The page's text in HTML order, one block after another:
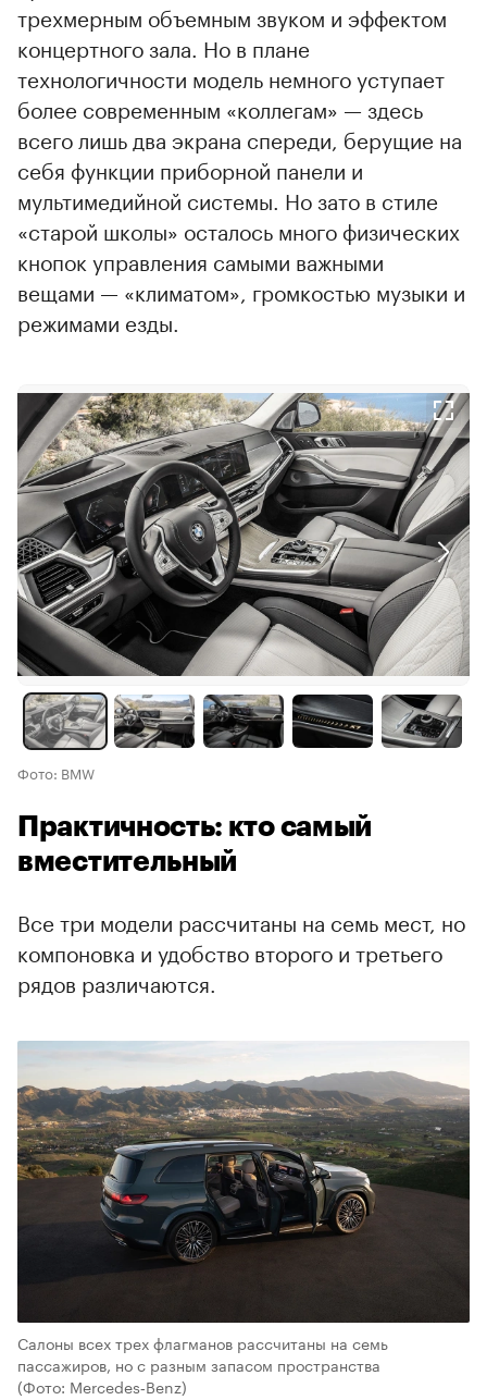
трехмерным объемным звуком и эффектом
концертного зала. Но в плане
технологичности модель немного уступает
более современным «коллегам» — здесь
всего лишь два экрана спереди, берущие на
себя функции приборной панели и
мультимедийной системы. Но зато в стиле
«старой школы» осталось много физических
кнопок управления самыми важными
вещами — «климатом», громкостью музыки и
режимами езды.
Фото: BMW
Практичность: кто самый
вместительный
Все три модели рассчитаны на семь мест, но
компоновка и удобство второго и третьего
рядов различаются.
Салоны всех трех флагманов рассчитаны на семь
пассажиров, но с разным запасом пространства
(Фото: Mercedes‑Benz)